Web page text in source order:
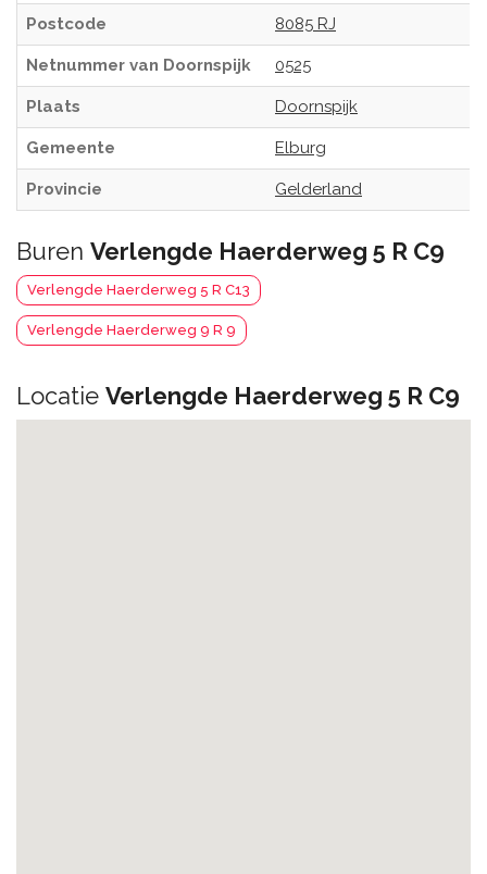
Postcode 8085 RJ
Netnummer van Doornspijk 0525
Plaats Doornspijk
Gemeente Elburg
Provincie Gelderland
Buren Verlengde Haerderweg 5 R C9
Verlengde Haerderweg 5 R C13
Verlengde Haerderweg 9 R 9
Locatie Verlengde Haerderweg 5 R C9